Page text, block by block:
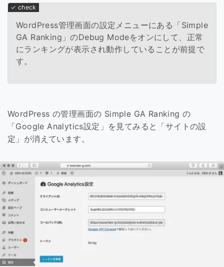
WordPress管理画面の設定メニューにある「Simple
GA Ranking」のDebug Modeをオンにして、正常
にランキングが表示され動作していることが前提で
す。
WordPress の管理画面の Simple GA Ranking の
「Google Analytics設定」を見てみると「サイトの設
定」が消えています。